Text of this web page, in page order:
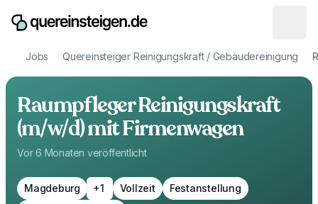
Jobs Quereinsteiger Reinigungskraft / Gebäudereinigung
Raumpfleger Reinigungskraft
(m/w/d) mit Firmenwagen
Vor 6 Monaten veröffentlicht
Magdeburg +1 Vollzeit
Festanstellung